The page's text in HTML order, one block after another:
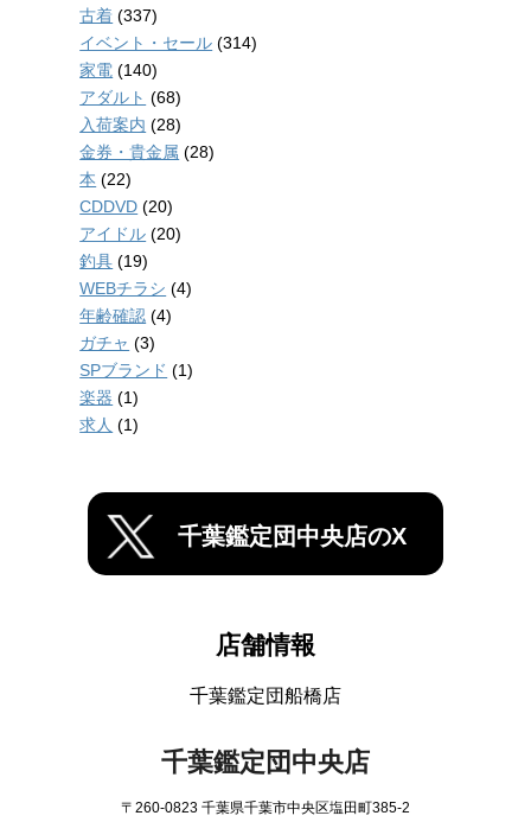
古着 (337)
イベント・セール (314)
家電 (140)
アダルト (68)
入荷案内 (28)
金券・貴金属 (28)
本 (22)
CDDVD (20)
アイドル (20)
釣具 (19)
WEBチラシ (4)
年齢確認 (4)
ガチャ (3)
SPブランド (1)
楽器 (1)
求人 (1)
千葉鑑定団中央店のX
店舗情報
千葉鑑定団船橋店
千葉鑑定団中央店
〒260-0823 千葉県千葉市中央区塩田町385-2